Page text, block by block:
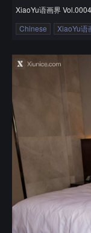
XiaoYu语画界
Chinese
XiaoYu语